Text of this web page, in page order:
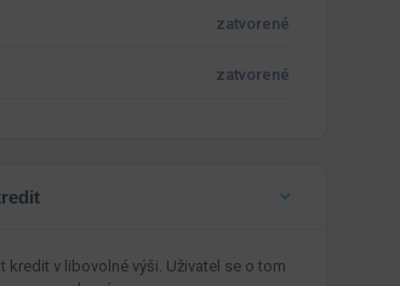
zatvorené
zatvorené
kredit v libovolné výši. Uživatel se o tom